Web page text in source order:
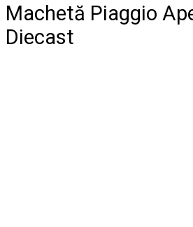
Machetă Piaggio
Diecast